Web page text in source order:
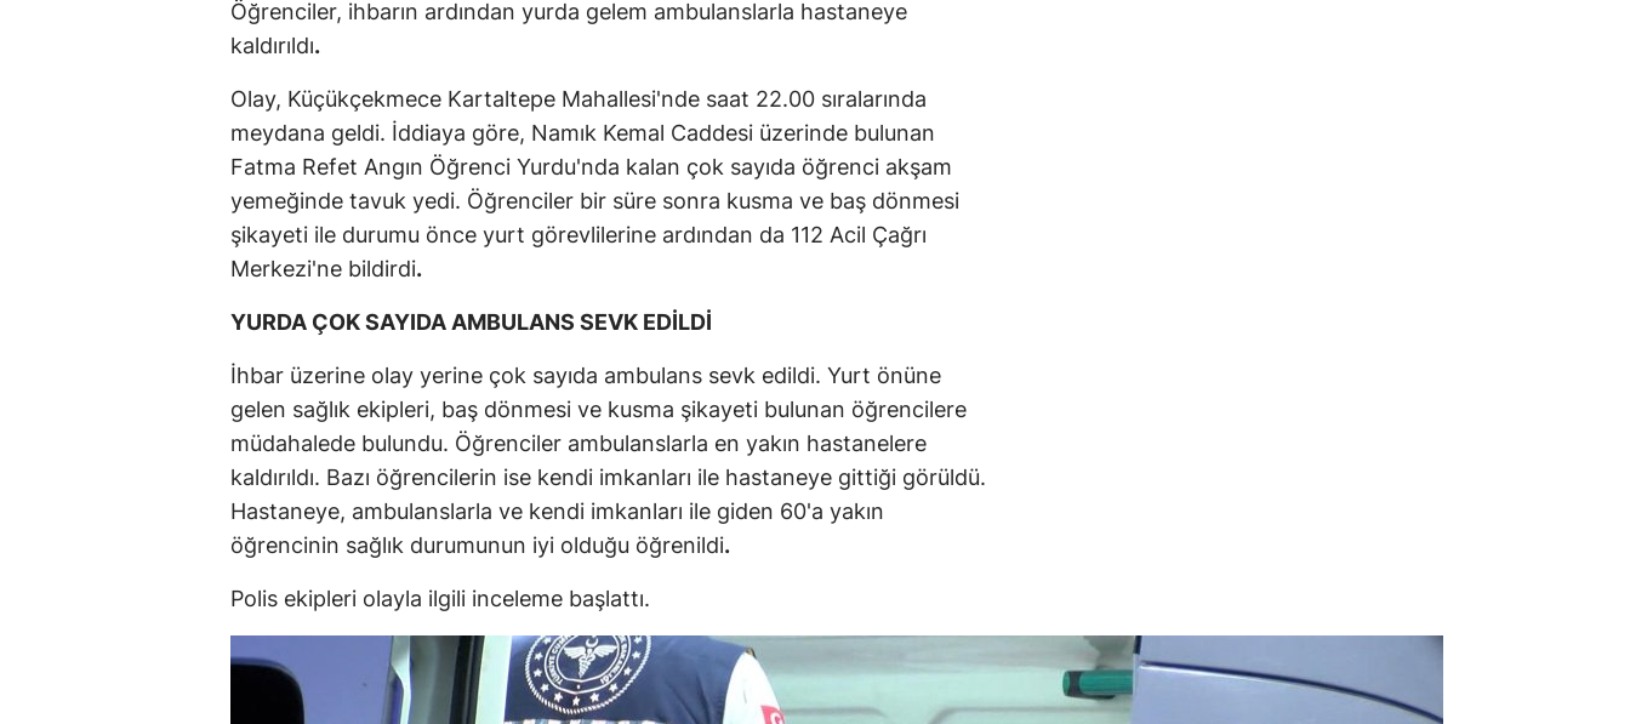
Öğrenciler, ihbarın ardından yurda gelem ambulanslarla hastaneye
kaldırıldı.
Olay, Küçükçekmece Kartaltepe Mahallesi'nde saat 22.00 sıralarında
meydana geldi. İddiaya göre, Namık Kemal Caddesi üzerinde bulunan
Fatma Refet Angın Öğrenci Yurdu'nda kalan çok sayıda öğrenci akşam
yemeğinde tavuk yedi. Öğrenciler bir süre sonra kusma ve baş dönmesi
şikayeti ile durumu önce yurt görevlilerine ardından da 112 Acil Çağrı
Merkezi'ne bildirdi.
YURDA ÇOK SAYIDA AMBULANS SEVK EDİLDİ
İhbar üzerine olay yerine çok sayıda ambulans sevk edildi. Yurt önüne
gelen sağlık ekipleri, baş dönmesi ve kusma şikayeti bulunan öğrencilere
müdahalede bulundu. Öğrenciler ambulanslarla en yakın hastanelere
kaldırıldı. Bazı öğrencilerin ise kendi imkanları ile hastaneye gittiği görüldü.
Hastaneye, ambulanslarla ve kendi imkanları ile giden 60'a yakın
öğrencinin sağlık durumunun iyi olduğu öğrenildi.
Polis ekipleri olayla ilgili inceleme başlattı.